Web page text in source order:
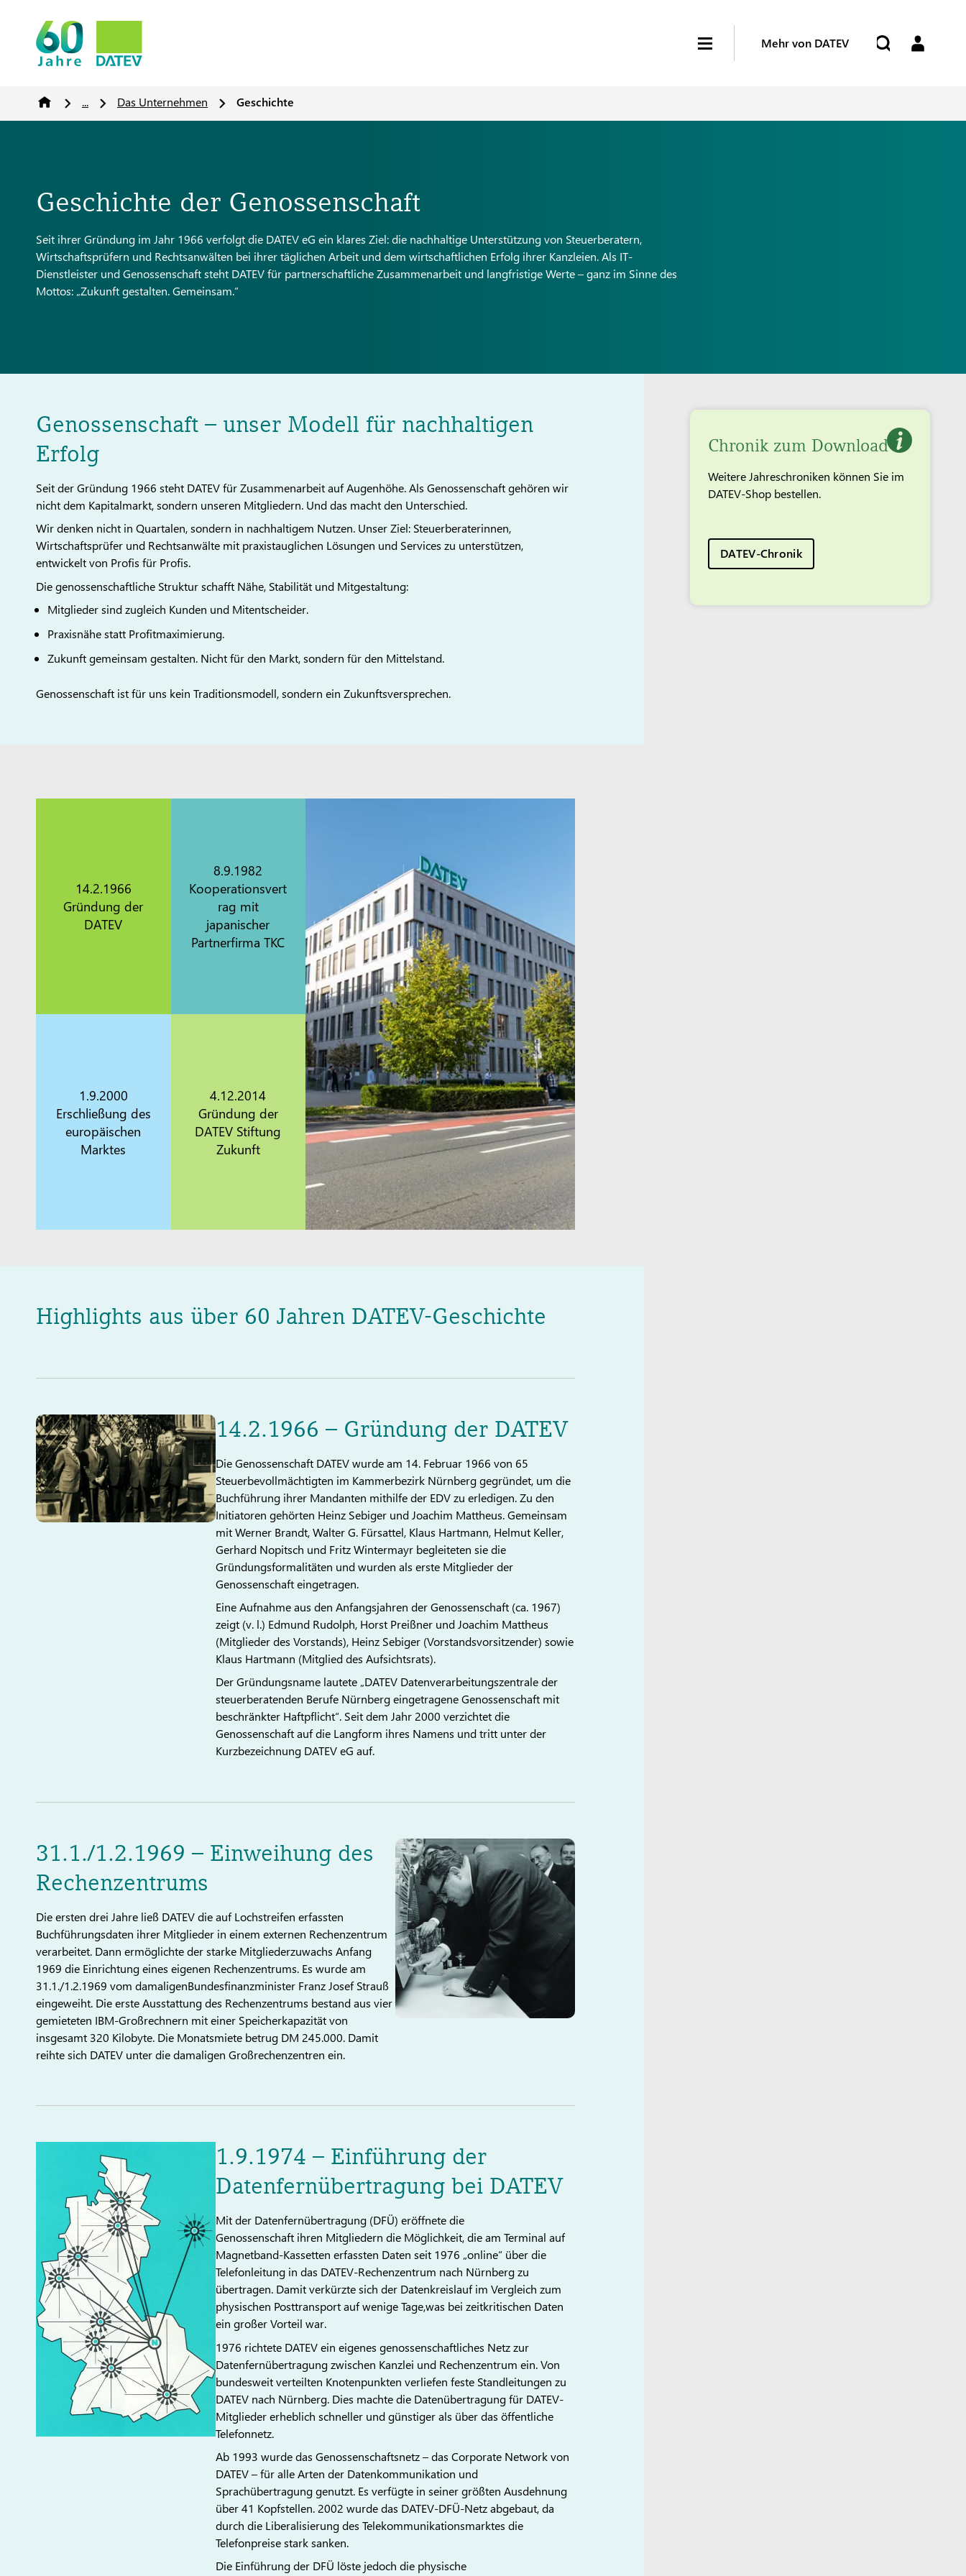
Mehr von DATEV
... Das Unternehmen Geschichte
Geschichte der Genossenschaft
Seit ihrer Gründung im Jahr 1966 verfolgt die DATEV eG ein klares Ziel: die nachhaltige Unterstützung von Steuerberatern,
Wirtschaftsprüfern und Rechtsanwälten bei ihrer täglichen Arbeit und dem wirtschaftlichen Erfolg ihrer Kanzleien. Als IT-
Dienstleister und Genossenschaft steht DATEV für partnerschaftliche Zusammenarbeit und langfristige Werte – ganz im Sinne des
Mottos: „Zukunft gestalten. Gemeinsam.“
Genossenschaft – unser Modell für nachhaltigen
Erfolg
Seit der Gründung 1966 steht DATEV für Zusammenarbeit auf Augenhöhe. Als Genossenschaft gehören wir
nicht dem Kapitalmarkt, sondern unseren Mitgliedern. Und das macht den Unterschied.
Wir denken nicht in Quartalen, sondern in nachhaltigem Nutzen. Unser Ziel: Steuerberaterinnen,
Wirtschaftsprüfer und Rechtsanwälte mit praxistauglichen Lösungen und Services zu unterstützen,
entwickelt von Profis für Profis.
Die genossenschaftliche Struktur schafft Nähe, Stabilität und Mitgestaltung:
Mitglieder sind zugleich Kunden und Mitentscheider.
Praxisnähe statt Profitmaximierung.
Zukunft gemeinsam gestalten. Nicht für den Markt, sondern für den Mittelstand.
Genossenschaft ist für uns kein Traditionsmodell, sondern ein Zukunftsversprechen.
14.2.1966
Gründung der
DATEV
8.9.1982
Kooperationsvert
rag mit
japanischer
Partnerfirma TKC
1.9.2000
Erschließung des
europäischen
Marktes
4.12.2014
Gründung der
DATEV Stiftung
Zukunft
Highlights aus über 60 Jahren DATEV-Geschichte
14.2.1966 – Gründung der DATEV
Die Genossenschaft DATEV wurde am 14. Februar 1966 von 65
Steuerbevollmächtigten im Kammerbezirk Nürnberg gegründet, um die
Buchführung ihrer Mandanten mithilfe der EDV zu erledigen. Zu den
Initiatoren gehörten Heinz Sebiger und Joachim Mattheus. Gemeinsam
mit Werner Brandt, Walter G. Fürsattel, Klaus Hartmann, Helmut Keller,
Gerhard Nopitsch und Fritz Wintermayr begleiteten sie die
Gründungsformalitäten und wurden als erste Mitglieder der
Genossenschaft eingetragen.
Eine Aufnahme aus den Anfangsjahren der Genossenschaft (ca. 1967)
zeigt (v. l.) Edmund Rudolph, Horst Preißner und Joachim Mattheus
(Mitglieder des Vorstands), Heinz Sebiger (Vorstandsvorsitzender) sowie
Klaus Hartmann (Mitglied des Aufsichtsrats).
Der Gründungsname lautete „DATEV Datenverarbeitungszentrale der
steuerberatenden Berufe Nürnberg eingetragene Genossenschaft mit
beschränkter Haftpflicht“. Seit dem Jahr 2000 verzichtet die
Genossenschaft auf die Langform ihres Namens und tritt unter der
Kurzbezeichnung DATEV eG auf.
31.1./1.2.1969 – Einweihung des
Rechenzentrums
Die ersten drei Jahre ließ DATEV die auf Lochstreifen erfassten
Buchführungsdaten ihrer Mitglieder in einem externen Rechenzentrum
verarbeitet. Dann ermöglichte der starke Mitgliederzuwachs Anfang
1969 die Einrichtung eines eigenen Rechenzentrums. Es wurde am
31.1./1.2.1969 vom damaligenBundesfinanzminister Franz Josef Strauß
eingeweiht. Die erste Ausstattung des Rechenzentrums bestand aus vier
gemieteten IBM-Großrechnern mit einer Speicherkapazität von
insgesamt 320 Kilobyte. Die Monatsmiete betrug DM 245.000. Damit
reihte sich DATEV unter die damaligen Großrechenzentren ein.
1.9.1974 – Einführung der
Datenfernübertragung bei DATEV
Mit der Datenfernübertragung (DFÜ) eröffnete die
Genossenschaft ihren Mitgliedern die Möglichkeit, die am Terminal auf
Magnetband-Kassetten erfassten Daten seit 1976 „online“ über die
Telefonleitung in das DATEV-Rechenzentrum nach Nürnberg zu
übertragen. Damit verkürzte sich der Datenkreislauf im Vergleich zum
physischen Posttransport auf wenige Tage,was bei zeitkritischen Daten
ein großer Vorteil war.
1976 richtete DATEV ein eigenes genossenschaftliches Netz zur
Datenfernübertragung zwischen Kanzlei und Rechenzentrum ein. Von
bundesweit verteilten Knotenpunkten verliefen feste Standleitungen zu
DATEV nach Nürnberg. Dies machte die Datenübertragung für DATEV-
Mitglieder erheblich schneller und günstiger als über das öffentliche
Telefonnetz.
Ab 1993 wurde das Genossenschaftsnetz – das Corporate Network von
DATEV – für alle Arten der Datenkommunikation und
Sprachübertragung genutzt. Es verfügte in seiner größten Ausdehnung
über 41 Kopfstellen. 2002 wurde das DATEV-DFÜ-Netz abgebaut, da
durch die Liberalisierung des Telekommunikationsmarktes die
Telefonpreise stark sanken.
Die Einführung der DFÜ löste jedoch die physische
Chronik zum Download
Weitere Jahreschroniken können Sie im
DATEV-Shop bestellen.
DATEV-Chronik